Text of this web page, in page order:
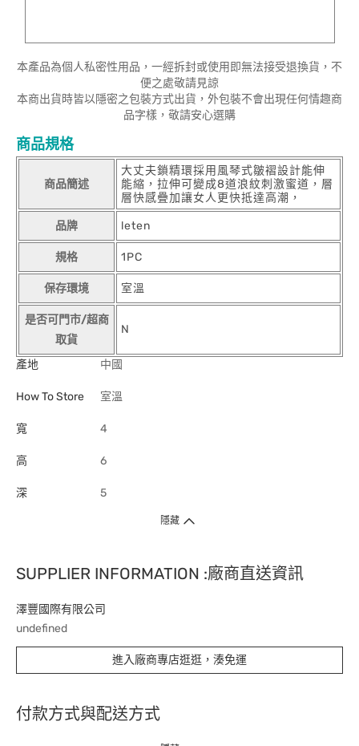
本產品為個人私密性用品，一經拆封或使用即無法接受退換貨，不
便之處敬請見諒
本商出貨時皆以隱密之包裝方式出貨，外包裝不會出現任何情趣商
品字樣，敬請安心選購
商品規格
商品簡述
大丈夫鎖精環採用風琴式皺褶設計能伸
能縮，拉伸可變成8道浪紋刺激蜜道，層
層快感疊加讓女人更快抵達高潮，
品牌 leten
規格 1PC
保存環境 室溫
是否可門市/超商
取貨
N
產地 中國
How To Store 室溫
寬 4
高 6
深 5
隱藏
SUPPLIER INFORMATION :廠商直送資訊
澤豐國際有限公司
undefined
進入廠商專店逛逛，湊免運
付款方式與配送方式